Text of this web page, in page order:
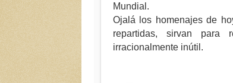
Mundial.
Ojalá los homenajes de
repartidas, sirvan
irracionalmente inútil.